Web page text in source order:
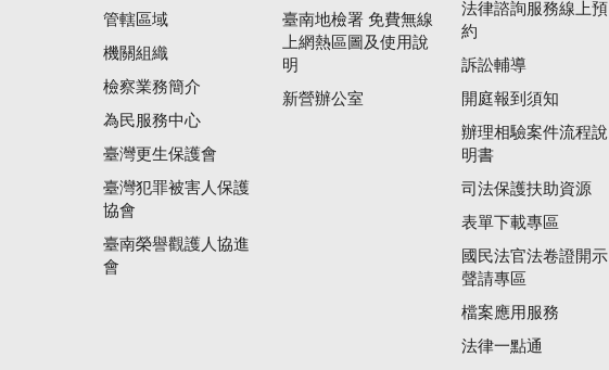
管轄區域
機關組織
檢察業務簡介
為民服務中心
臺灣更生保護會
臺灣犯罪被害人保護
協會
臺南榮譽觀護人協進
會
臺南地檢署 免費無線
上網熱區圖及使用說
明
新營辦公室
法律諮詢服務線上預
約
訴訟輔導
開庭報到須知
辦理相驗案件流程說
明書
司法保護扶助資源
表單下載專區
國民法官法卷證開示
聲請專區
檔案應用服務
法律一點通